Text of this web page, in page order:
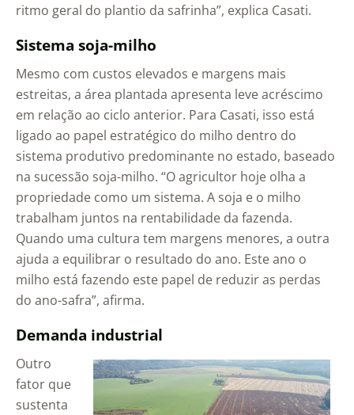
ritmo geral do plantio da safrinha”, explica Casati.
Sistema soja-milho
Mesmo com custos elevados e margens mais
estreitas, a área plantada apresenta leve acréscimo
em relação ao ciclo anterior. Para Casati, isso está
ligado ao papel estratégico do milho dentro do
sistema produtivo predominante no estado, baseado
na sucessão soja-milho. “O agricultor hoje olha a
propriedade como um sistema. A soja e o milho
trabalham juntos na rentabilidade da fazenda.
Quando uma cultura tem margens menores, a outra
ajuda a equilibrar o resultado do ano. Este ano o
milho está fazendo este papel de reduzir as perdas
do ano-safra”, afirma.
Demanda industrial
Outro
fator que
sustenta